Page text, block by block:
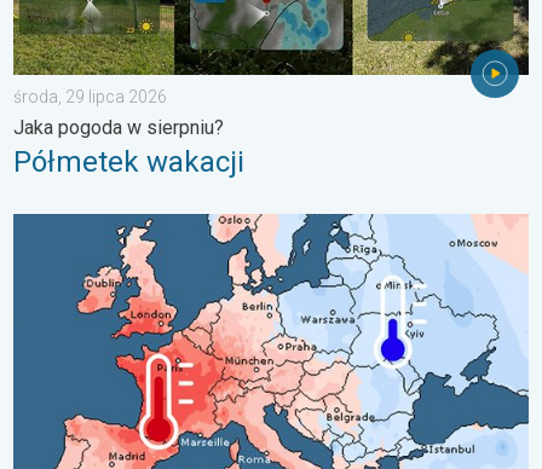
środa, 29 lipca 2026
Jaka pogoda w sierpniu?
Półmetek wakacji
Lipiec pełen pogodowych kontrastów. Podsumowanie